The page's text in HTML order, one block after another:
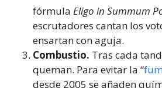
fórmula Eligo in Summum
escrutadores cantan los
ensartan con aguja.
Combustio. Tras cada
queman. Para evitar la “
desde 2005 se añaden